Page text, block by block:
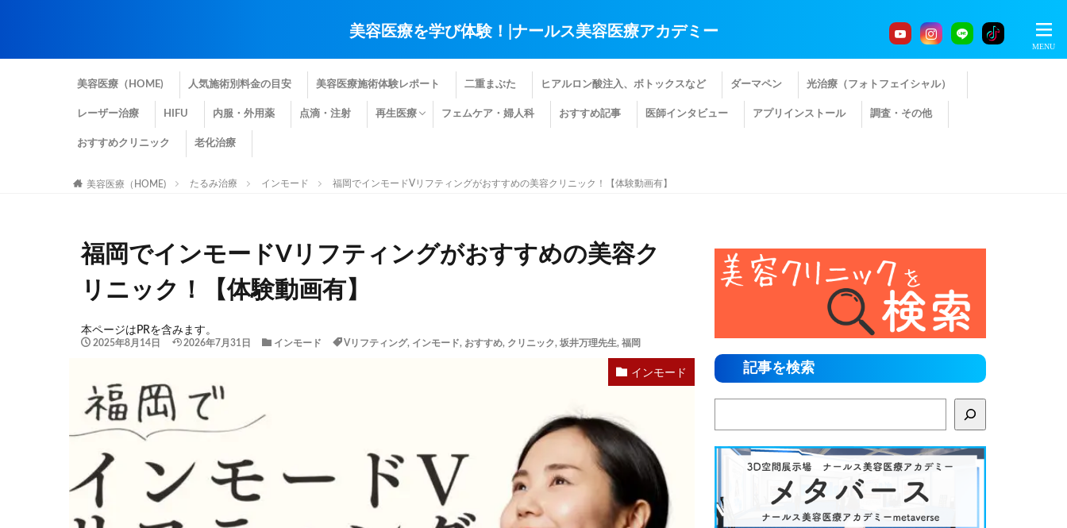
美容医療を学び体験！|ナールス美容医療アカデミー
美容医療（HOME) 人気施術別料金の目安 美容医療施術体験レポート 二重まぶた ヒアルロン酸注入、ボトックスなど ダーマペン 光治療（フォトフェイシャル）
レーザー治療 HIFU 内服・外用薬 点滴・注射 再生医療 フェムケア・婦人科 おすすめ記事 医師インタビュー アプリインストール 調査・その他
おすすめクリニック 老化治療
美容医療（HOME) たるみ治療 インモード 福岡でインモードVリフティングがおすすめの美容クリニック！【体験動画有】
福岡でインモードVリフティングがおすすめの美容ク
リニック！【体験動画有】
本ページはPRを含みます。
2025年8月14日 2026年7月31日 インモード Vリフティング, インモード, おすすめ, クリニック, 坂井万理先生, 福岡
インモード 記事を検索